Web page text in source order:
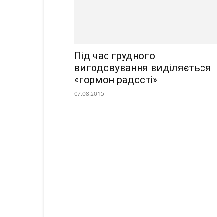
Під час грудного
вигодовування виділяється
«гормон радості»
07.08.2015